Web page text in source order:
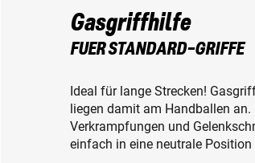
Gasgriffhilfe
FUER STANDARD-GRIFFE
Ideal für lange Strecken!
liegen damit am Handballen
Verkrampfungen und
einfach in eine neutrale Position